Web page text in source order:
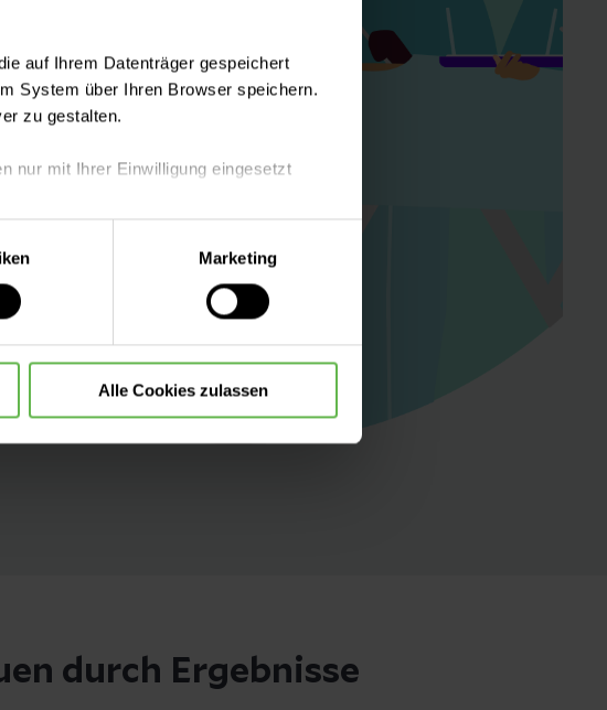
auf Ihrem Datenträger gespeichert
System über Ihren Browser speichern.
zu gestalten.
nur mit Ihrer Einwilligung eingesetzt
individuelle Auswahl hinsichtlich der
in die Verwendung aller Cookies
Marketing
Alle Cookies zulassen
durch Ergebnisse